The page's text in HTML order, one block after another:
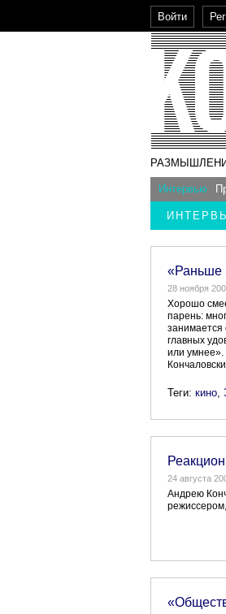
Интервью
«Раньше
28 ноября
Хорошо
парень:
занимается
главных
или умнее».
Теги: кино,
24 августа
Андрею